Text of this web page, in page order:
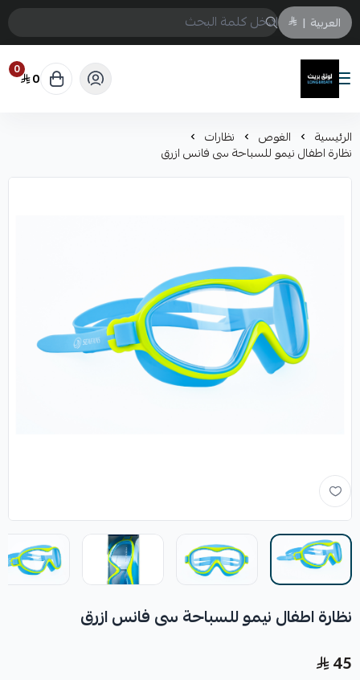
العربية |
لونق بريث
0 0
الرئيسية الغوص نظارات
نظارة اطفال نيمو للسباحة سى فانس ازرق
نظارة اطفال نيمو للسباحة سى فانس ازرق
45